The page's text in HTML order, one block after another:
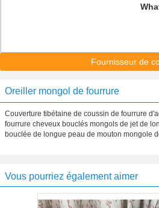
Fournisseur de
Oreiller mongol de fourrure
Couverture tibétaine de coussin de fourrure
fourrure cheveux bouclés mongols de jet de
bouclée de longue peau de mouton mongole
Vous pourriez également aimer